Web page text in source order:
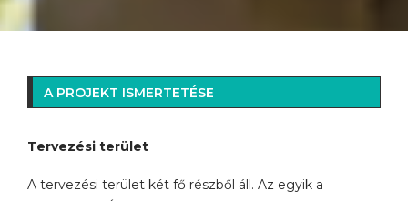
A PROJEKT ISMERTETÉSE
Tervezési terület
A tervezési terület két fő részből áll. Az egyik a